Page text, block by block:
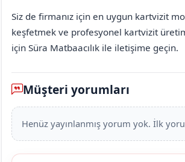
Siz de firmanız için en uygun kartvizit
keşfetmek ve profesyonel kartvizit
için Süra Matbaacılık ile iletişime geçin.
Müşteri yorumları
Henüz yayınlanmış yorum yok. İlk